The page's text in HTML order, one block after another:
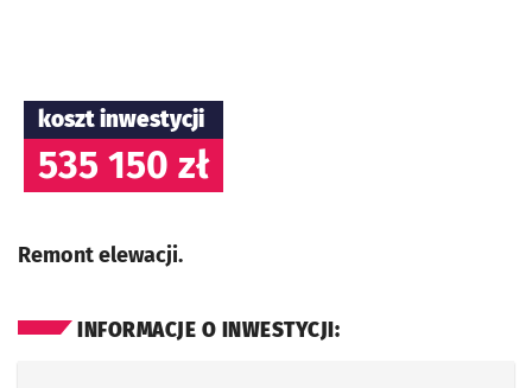
koszt inwestycji
535 150 zł
Remont elewacji.
INFORMACJE O INWESTYCJI: